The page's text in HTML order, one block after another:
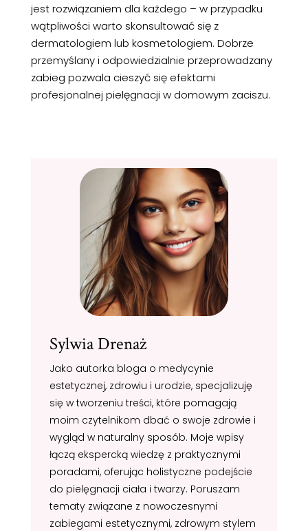
jest rozwiązaniem dla każdego – w przypadku
wątpliwości warto skonsultować się z
dermatologiem lub kosmetologiem. Dobrze
przemyślany i odpowiedzialnie przeprowadzany
zabieg pozwala cieszyć się efektami
profesjonalnej pielęgnacji w domowym zaciszu.
Sylwia Drenaż
Jako autorka bloga o medycynie
estetycznej, zdrowiu i urodzie, specjalizuję
się w tworzeniu treści, które pomagają
moim czytelnikom dbać o swoje zdrowie i
wygląd w naturalny sposób. Moje wpisy
łączą ekspercką wiedzę z praktycznymi
poradami, oferując holistyczne podejście
do pielęgnacji ciała i twarzy. Poruszam
tematy związane z nowoczesnymi
zabiegami estetycznymi, zdrowym stylem